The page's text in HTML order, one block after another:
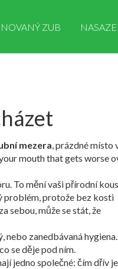
ZUB
mezera,prázdné místo
mouth that gets worse
To mění vaši přírodní
problém, protože bez kosti
sebou, může se stát, že
, nebo zanedbávaná hygiena.
se děje pod ním.
jedno společné: čím dřív je